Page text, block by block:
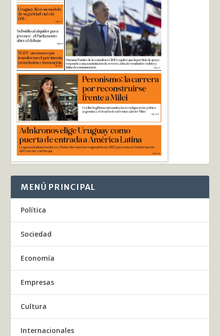
MENÚ PRINCIPAL
Política
Sociedad
Economía
Empresas
Cultura
Internacionales